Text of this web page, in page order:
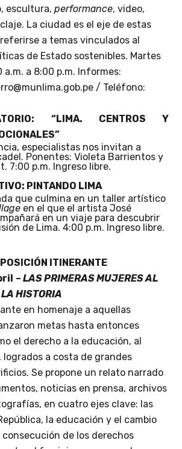
escultura,performance, video,
La ciudad es el eje de estas
a temas vinculados al
de Estado sostenibles. Martes
a.m. a 8:00 p.m. Informes:
/ Teléfono:
“LIMA. CENTROS Y
especialistas nos invitan a
Ponentes: Violeta Barrientos y
7:00 p.m. Ingreso libre.
PINTANDO LIMA
que culmina en un taller artístico
en el que el artista José
en un viaje para descubrir
de Lima. 4:00 p.m. Ingreso libre.
ITINERANTE
–LAS PRIMERAS MUJERES AL
HISTORIA
en homenaje a aquellas
metas hasta entonces
el derecho a la educación, al
logrados a costa de grandes
Se propone un relato narrado
noticias en prensa, archivos
en cuatro ejes clave: las
la educación y el cambio
consecución de los derechos